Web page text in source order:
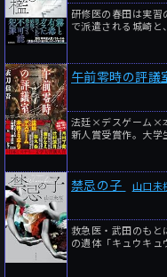
研修医の春田は実習
で派遣される城崎と
午前零時の評議
法廷×デスゲーム×
新人賞受賞作。大学
禁忌の子 山口未
救急医・武田のも
の遺体「キュウキュ